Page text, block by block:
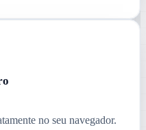
no seu navegador.